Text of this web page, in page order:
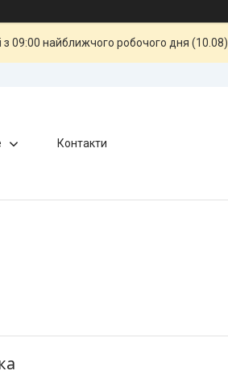
09:00 найближчого робочого дня (10.08).
Контакти